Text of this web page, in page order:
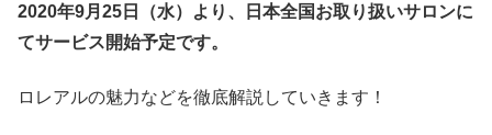
2020年9月25日（水）より、日本全国お取り扱いサロンに
てサービス開始予定です。
ロレアルの魅力などを徹底解説していきます！